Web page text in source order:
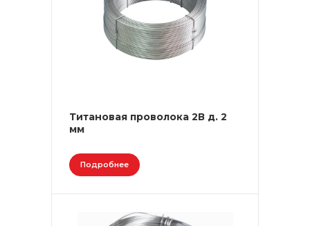
Титановая проволока 2В д. 2
мм
Подробнее